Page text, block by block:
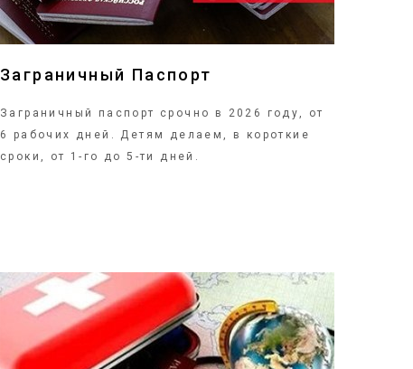
Заграничный Паспорт
Заграничный паспорт срочно в 2026 году, от
6 рабочих дней. Детям делаем, в короткие
сроки, от 1-го до 5-ти дней.